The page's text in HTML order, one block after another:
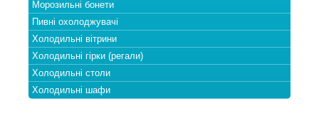
Морозильні бонети
Пивні охолоджувачі
Холодильні вітрини
Холодильні гірки (регали)
Холодильні столи
Холодильні шафи